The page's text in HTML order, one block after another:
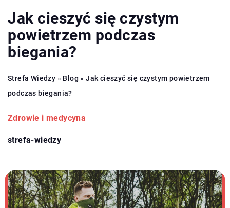
Jak cieszyć się czystym
powietrzem podczas
biegania?
Strefa Wiedzy » Blog »Jak cieszyć się czystym powietrzem
podczas biegania?
Zdrowie i medycyna
strefa-wiedzy